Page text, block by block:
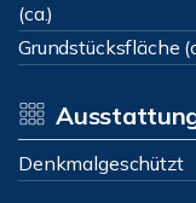
(ca.)
Grundstücksfläche
Denkmalgeschützt